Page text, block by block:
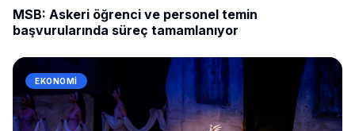
MSB: Askeri öğrenci ve personel temin
başvurularında süreç tamamlanıyor
EKONOMI